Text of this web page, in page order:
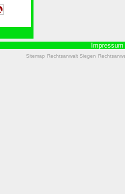
Impressum
Sitemap Rechtsanwalt Siegen